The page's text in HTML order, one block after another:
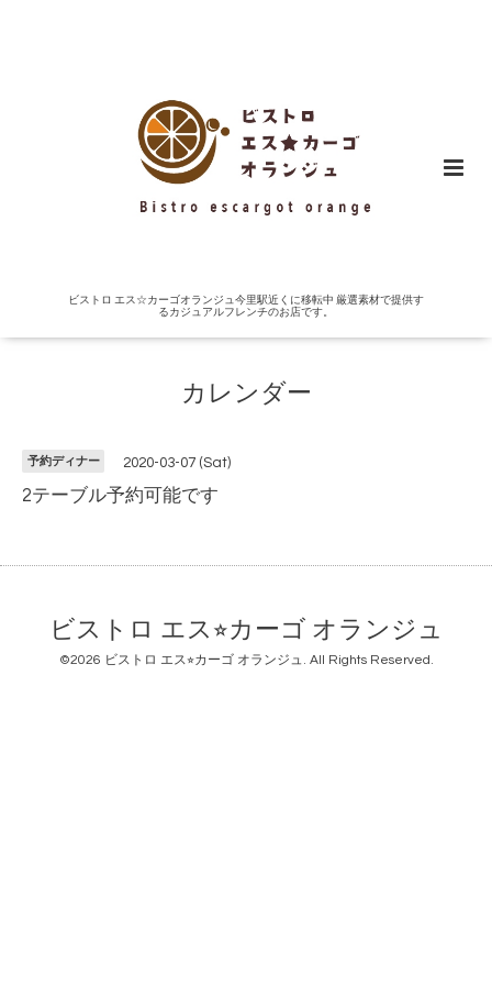
ビストロ エス☆カーゴオランジュ今里駅近くに移転中 厳選素材で提供す
るカジュアルフレンチのお店です。
カレンダー
予約ディナー 2020-03-07 (Sat)
2テーブル予約可能です
ビストロ エス⭐︎カーゴ オランジュ
©2026 ビストロ エス⭐︎カーゴ オランジュ. All Rights Reserved.